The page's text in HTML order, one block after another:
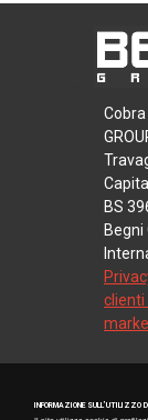
INFORMAZIONE SULL’UTILIZZO
Cobra
BS
clienti